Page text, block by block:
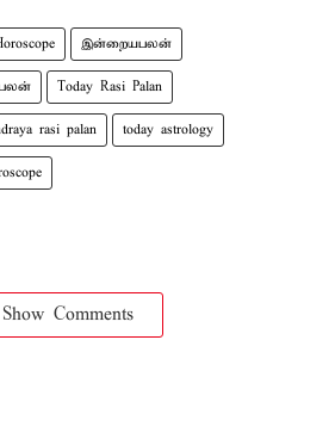
இன்றையபலன்
Today Rasi Palan
rasi palan today astrology
Show Comments